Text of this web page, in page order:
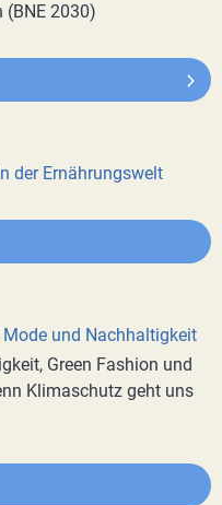
2030)
der Ernährungswelt
und Nachhaltigkeit
Green Fashion und
Klimaschutz geht uns